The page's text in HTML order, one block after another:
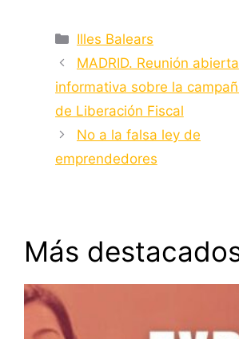
Categorías
Illes Balears
MADRID. Reunión abierta
informativa sobre la
de Liberación Fiscal
No a la falsa ley de
emprendedores
Más